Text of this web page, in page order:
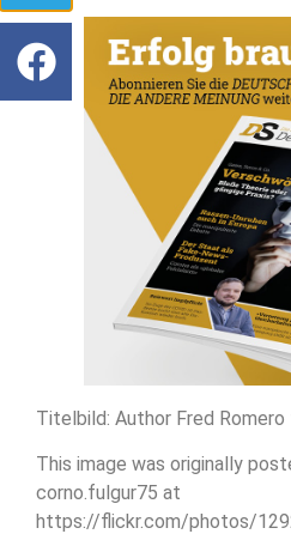
Titelbild: Author Fred Romero
This image was originally
corno.fulgur75 at
https://flickr.com/photos/